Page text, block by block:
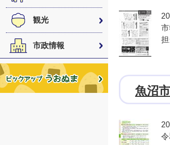
観光
市政情報
魚沼